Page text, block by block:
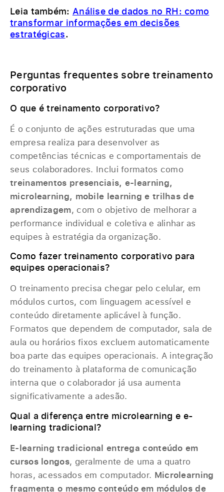
Leia também: Análise de dados no RH: como
transformar informações em decisões
estratégicas.
Perguntas frequentes sobre treinamento
corporativo
O que é treinamento corporativo?
É o conjunto de ações estruturadas que uma
empresa realiza para desenvolver as
competências técnicas e comportamentais de
seus colaboradores. Inclui formatos como
treinamentos presenciais, e-learning,
microlearning, mobile learning e trilhas de
aprendizagem, com o objetivo de melhorar a
performance individual e coletiva e alinhar as
equipes à estratégia da organização.
Como fazer treinamento corporativo para
equipes operacionais?
O treinamento precisa chegar pelo celular, em
módulos curtos, com linguagem acessível e
conteúdo diretamente aplicável à função.
Formatos que dependem de computador, sala de
aula ou horários fixos excluem automaticamente
boa parte das equipes operacionais. A integração
do treinamento à plataforma de comunicação
interna que o colaborador já usa aumenta
significativamente a adesão.
Qual a diferença entre microlearning e e-
learning tradicional?
E-learning tradicional entrega conteúdo em
cursos longos, geralmente de uma a quatro
horas, acessados em computador. Microlearning
fragmenta o mesmo conteúdo em módulos de